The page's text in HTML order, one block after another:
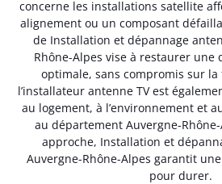
concerne les installations satellite
alignement ou un composant
de Installation et dépannage
Rhône-Alpes vise à restaurer une
optimale, sans compromis sur
l’installateur antenne TV est
au logement, à l’environnement et
au département Auvergne-
approche, Installation et
Auvergne-Rhône-Alpes garantit
pour durer.